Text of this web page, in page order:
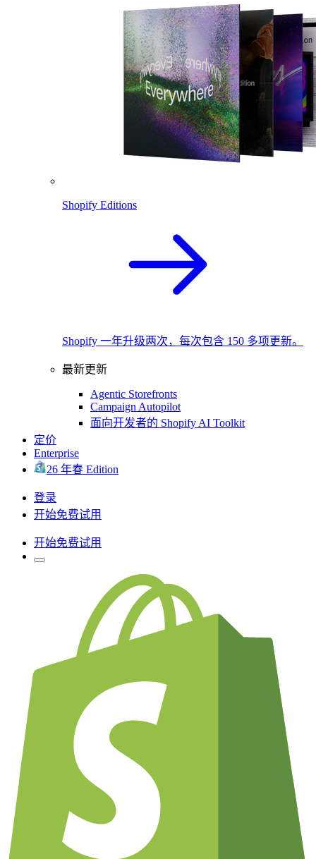
Shopify Editions
Shopify 一年升级两次，每次包含 150 多项更新。
最新更新
Agentic Storefronts
Campaign Autopilot
面向开发者的 Shopify AI Toolkit
定价
Enterprise
26 年春 Edition
登录
开始免费试用
开始免费试用